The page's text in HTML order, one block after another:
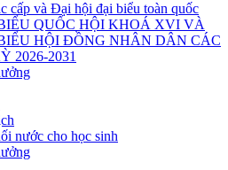
cấp và Đại hội đại biểu toàn quốc
QUỐC HỘI KHOÁ XVI VÀ
HỘI ĐỒNG NHÂN DÂN CÁC
2026-2031
nước cho học sinh